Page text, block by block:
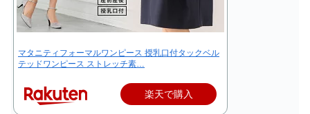
マタニティフォーマルワンピース 授乳口付タックベル
テッドワンピース ストレッチ素…
楽天で購入